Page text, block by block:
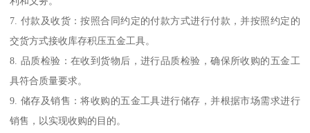
7. 付款及收货：按照合同约定的付款方式进行付款，并按照约定的
交货方式接收库存积压五金工具。
8. 品质检验：在收到货物后，进行品质检验，确保所收购的五金工
具符合质量要求。
9. 储存及销售：将收购的五金工具进行储存，并根据市场需求进行
销售，以实现收购的目的。